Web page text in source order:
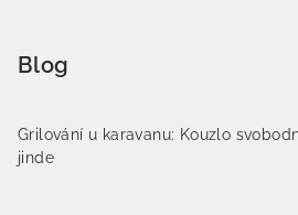
Blog
Grilování u karavanu: Kouzlo
jinde